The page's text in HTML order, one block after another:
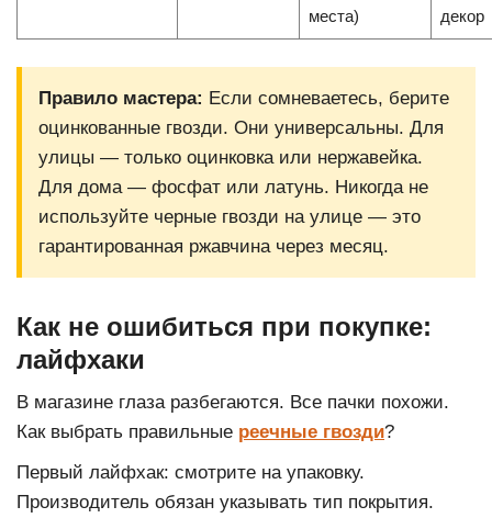
места)
декор
Правило мастера: Если сомневаетесь, берите
оцинкованные гвозди. Они универсальны. Для
улицы — только оцинковка или нержавейка.
Для дома — фосфат или латунь. Никогда не
используйте черные гвозди на улице — это
гарантированная ржавчина через месяц.
Как не ошибиться при покупке:
лайфхаки
В магазине глаза разбегаются. Все пачки похожи.
Как выбрать правильные реечные гвозди?
Первый лайфхак: смотрите на упаковку.
Производитель обязан указывать тип покрытия.